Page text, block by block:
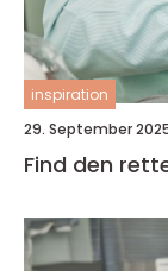
inspiration
29. September
Find den